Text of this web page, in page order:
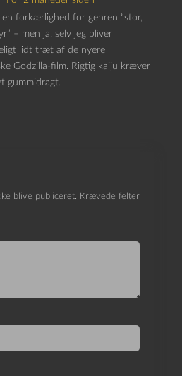
en forkærlighed for genren “stor,
– men ja, selv jeg bliver
lidt træt af de nyere
Godzilla-film. Rigtig kaiju kræver
gummidragt.
blive publiceret.
Krævede felter